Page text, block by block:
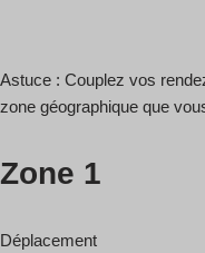
Astuce : Couplez vos
zone géographique que
Zone 1
Déplacement